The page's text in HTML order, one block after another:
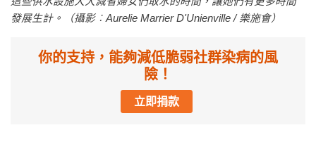
發展生計。（攝影︰Aurelie Marrier D'Unienville / 樂施會）
你的支持，能夠減低脆弱社群染病的風
險！
立即捐款